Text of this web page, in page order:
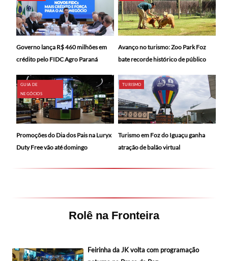
Governo lança R$ 460 milhões em
crédito pelo FIDC Agro Paraná
Avanço no turismo: Zoo Park Foz
bate recorde histórico de público
GUIA DE
NEGÓCIOS
Promoções do Dia dos Pais na Luryx
Duty Free vão até domingo
TURISMO
Turismo em Foz do Iguaçu ganha
atração de balão virtual
Rolê na Fronteira
Feirinha da JK volta com programação